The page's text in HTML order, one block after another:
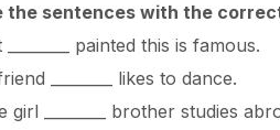
the sentences with the
painted this is famous.
________ likes to dance.
girl ________ brother studies